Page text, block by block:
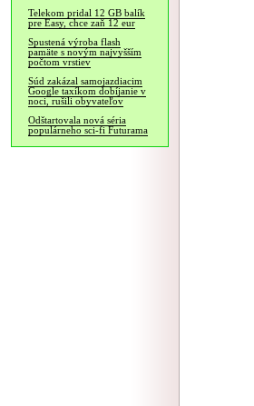
Telekom pridal 12 GB balík
pre Easy, chce zaň 12 eur
Spustená výroba flash
pamäte s novým najvyšším
počtom vrstiev
Súd zakázal samojazdiacim
Google taxíkom dobíjanie v
noci, rušili obyvateľov
Odštartovala nová séria
populárneho sci-fi Futurama